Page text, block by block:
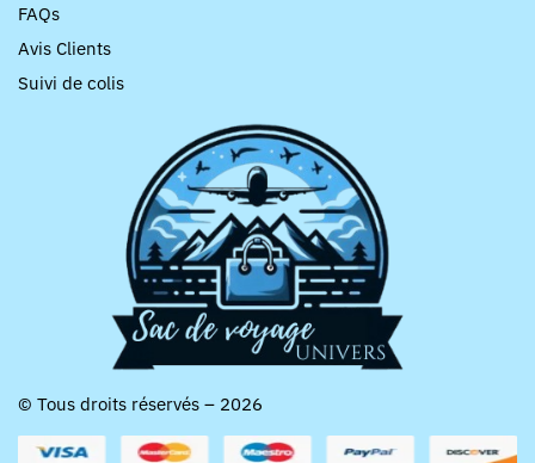
FAQs
Avis Clients
Suivi de colis
© Tous droits réservés – 2026